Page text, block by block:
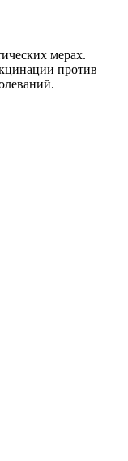
мерах.
против